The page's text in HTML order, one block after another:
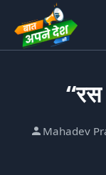
“रस
Mahadev